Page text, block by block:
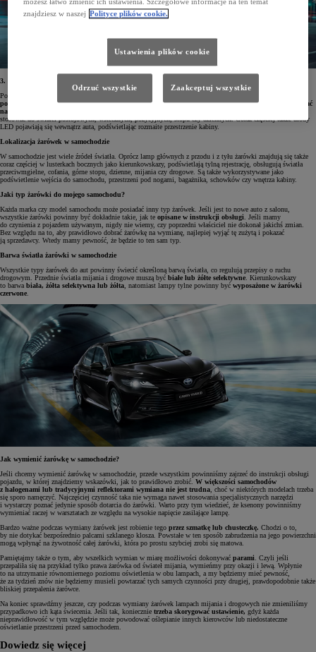
3. Żarówki w technologii LED
Popularne LED-y to nic innego jak diody świecące, które dają bardzo dobre światło, mają niezwykle
pobór energii
oraz są najwydajniejsze ze wszystkich opisywanych źródeł światła.Ich żywotność może sięgać
nawet 50 tysięcy godzin
stosować do świateł postojowych, wstecznych, pozycyjnych, stopu czy dziennych. Coraz częściej także diody
LED pojawiają się wewnątrz auta, podświetlając rozmaite przestrzenie kabiny.
Lokalizacja żarówek w samochodzie
W samochodzie jest wiele źródeł światła. Oprócz lamp głównych z przodu i z tyłu żarówki znajdują się także
coraz częściej w lusterkach bocznych jako kierunkowskazy, podświetlają tylną rejestrację, obsługują światła
przeciwmgielne, cofania, górne stopu, dzienne, mijania czy drogowe. Są także wykorzystywane jako
podświetlenie wejścia do samochodu, przestrzeni pod nogami, bagażnika, schowków czy wnętrza kabiny.
Jaki typ żarówki do mojego samochodu?
Każda marka czy model samochodu może posiadać inny typ żarówek. Jeśli jest to nowe auto z salonu,
wszystkie żarówki powinny być dokładnie takie, jak te opisane w instrukcji obsługi . Jeśli mamy
do czynienia z pojazdem używanym, nigdy nie wiemy, czy poprzedni właściciel nie dokonał jakichś zmian.
Bez względu na to, aby prawidłowo dobrać żarówkę na wymianę, najlepiej wyjąć tę zużytą i pokazać
ją sprzedawcy. Wtedy mamy pewność, że będzie to ten sam typ.
Barwa światła żarówki w samochodzie
Wszystkie typy żarówek do aut powinny świecić określoną barwą światła, co regulują przepisy o ruchu
drogowym. Przednie światła mijania i drogowe muszą być białe lub żółte selektywne . Kierunkowskazy
to barwa biała, żółta selektywna lub żółta , natomiast lampy tylne powinny być wyposażone w żarówki
czerwone
Jak wymienić żarówkę w samochodzie?
Jeśli chcemy wymienić żarówkę w samochodzie, przede wszystkim powinniśmy zajrzeć do instrukcji obsługi
pojazdu, w której znajdziemy wskazówki, jak to prawidłowo zrobić. W większości samochodów
z halogenami lub tradycyjnymi reflektorami wymiana nie jest trudna , choć w niektórych modelach trzeba
się sporo namęczyć. Najczęściej czynność taka nie wymaga nawet stosowania specjalistycznych narzędzi
i wystarczy poznać jedynie sposób dotarcia do żarówki. Warto przy tym wiedzieć, że ksenony powinniśmy
wymieniać raczej w warsztatach ze względu na wysokie napięcie zasilające lampę.
Bardzo ważne podczas wymiany żarówek jest robienie tego przez szmatkę lub chusteczkę. Chodzi o to,
by nie dotykać bezpośrednio palcami szklanego klosza. Powstałe w ten sposób zabrudzenia na jego powierzchni
mogą wpłynąć na żywotność całej żarówki, która po prostu szybciej zrobi się matowa.
Pamiętajmy także o tym, aby wszelkich wymian w miarę możliwości dokonywać parami . Czyli jeśli
przepaliła się na przykład tylko prawa żarówka od świateł mijania, wymieńmy przy okazji i lewą. Wpłynie
to na utrzymanie równomiernego poziomu oświetlenia w obu lampach, a my będziemy mieć pewność,
że za tydzień znów nie będziemy musieli powtarzać tych samych czynności przy drugiej, prawdopodobnie także
bliskiej przepalenia żarówce.
Na koniec sprawdźmy jeszcze, czy podczas wymiany żarówek lampach mijania i drogowych nie zmieniliśmy
przypadkowo ich kąta świecenia. Jeśli tak, koniecznie trzeba skorygować ustawienie, gdyż każda
nieprawidłowość w tym względzie może powodować oślepianie innych kierowców lub niedostateczne
oświetlanie przestrzeni przed samochodem.
Dowiedz się więcej
znajdziesz w naszej Polityce plików cookie.
Ustawienia plików cookie
Odrzuć wszystkie Zaakceptuj wszystkie